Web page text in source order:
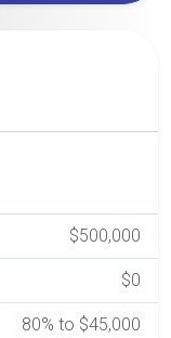
$500,000
$0
80% to $45,000